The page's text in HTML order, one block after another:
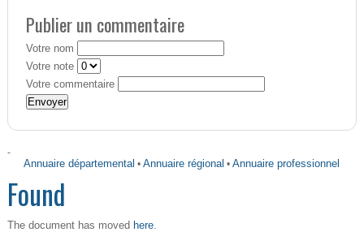
Publier un commentaire
Votre nom
Votre note
Votre commentaire
-
Annuaire départemental •Annuaire régional •Annuaire professionnel
Found
The document has moved here.